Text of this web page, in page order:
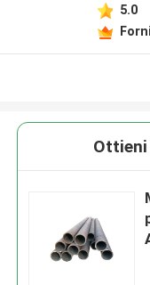
5.0